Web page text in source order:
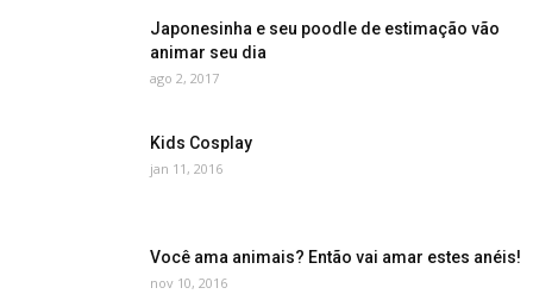
Japonesinha e seu poodle de estimação vão
animar seu dia
ago 2, 2017
Kids Cosplay
jan 11, 2016
Você ama animais? Então vai amar estes anéis!
nov 10, 2016